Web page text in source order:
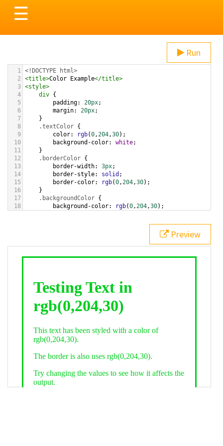
Toggle
navigation
☰
Run
1 <!DOCTYPE html>
2
<title>Color Example</title>
3 <style>
4
div {
5
padding: 20px;
6
margin: 20px;
7
}
8
.textColor {
9
color: rgb(0,204,30);
10
background-color: white;
11
}
12
.borderColor {
13
border-width: 3px;
14
border-style: solid ;
15
border-color: rgb(0,204,30);
16
}
17
.backgroundColor {
18
background-color: rgb(0,204,30);
bottom ,
white, rgb(0,204,30));
div class="textColor borderColor"
< h1>Testing Text in rgb(0,204,30)
Preview